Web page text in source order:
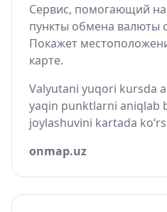
Сервис, помогающий
пункты обмена валюты
Покажет
карте.
Valyutani yuqori kursda
yaqin punktlarni aniqlab
joylashuvini kartada
onmap.uz